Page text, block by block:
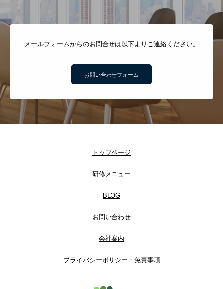
メールフォームからのお問合せは以下よりご連絡ください。
お問い合わせフォーム
トップページ
研修メニュー
BLOG
お問い合わせ
会社案内
プライバシーポリシー・免責事項